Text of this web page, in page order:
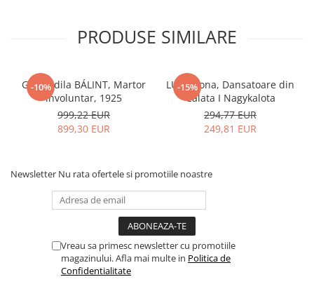
PRODUSE SIMILARE
-10%
Gyula Idila BÁLINT, Martor
involuntar, 1925
999,22 EUR
899,30 EUR
-15%
LUKA Ilona, Dansatoare din
Călata I Nagykalota
294,77 EUR
249,81 EUR
Newsletter Nu rata ofertele si promotiile noastre
Vreau sa primesc newsletter cu promotiile
magazinului. Afla mai multe in Politica de
Confidentialitate